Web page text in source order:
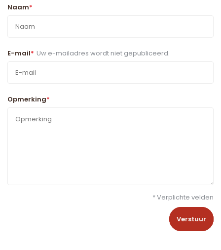
Naam*
E-mail* Uw e-mailadres wordt niet gepubliceerd.
Opmerking*
* Verplichte velden
Verstuur